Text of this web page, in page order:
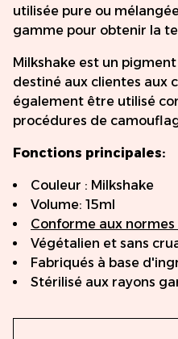
utilisée pure ou
gamme pour obtenir la
Milkshake est un
destiné aux clientes aux
également être utilisé
procédures de
Fonctions principales:
Couleur : Milkshake
Volume: 15ml
Conforme aux normes
Végétalien et sans
Fabriqués à base
Stérilisé aux rayons